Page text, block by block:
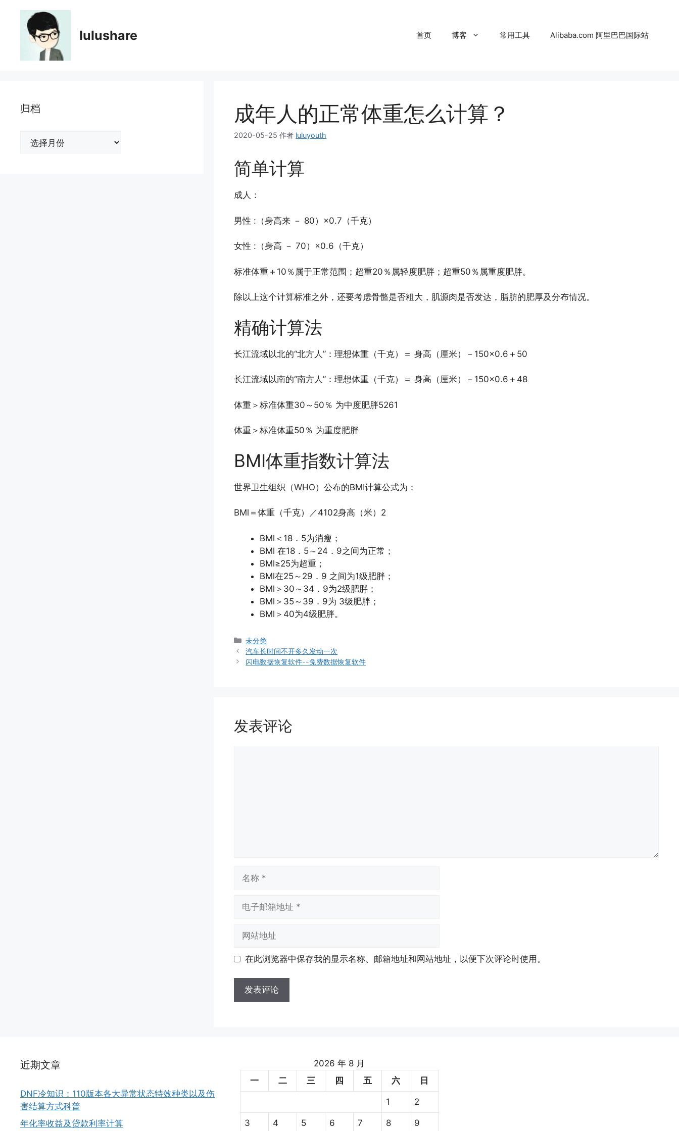
lulushare 首页 博客 常用工具 Alibaba.com 阿里巴巴国际站
成年人的正常体重怎么计算？
2020-05-25 作者 luluyouth
简单计算
成人：
男性 :（身高来 － 80）×0.7（千克）
女性 :（身高 － 70）×0.6（千克）
标准体重＋10％属于正常范围；超重20％属轻度肥胖；超重50％属重度肥胖。
除以上这个计算标准之外，还要考虑骨骼是否粗大，肌源肉是否发达，脂肪的肥厚及分布情况。
精确计算法
长江流域以北的“北方人”：理想体重（千克）＝ 身高（厘米）－150×0.6＋50
长江流域以南的“南方人”：理想体重（千克）＝ 身高（厘米）－150×0.6＋48
体重＞标准体重30～50％ 为中度肥胖5261
体重＞标准体重50％ 为重度肥胖
BMI体重指数计算法
世界卫生组织（WHO）公布的BMI计算公式为：
BMl＝体重（千克）／4102身高（米）2
BMl＜18．5为消瘦；
BMl 在18．5～24．9之间为正常；
BMl≥25为超重；
BMl在25～29．9 之间为1级肥胖；
BMl＞30～34．9为2级肥胖；
BMl＞35～39．9为 3级肥胖；
BMl＞40为4级肥胖。
分
类
未分类
汽车长时间不开多久发动一次
闪电数据恢复软件--免费数据恢复软件
发表评论
址
地 在此浏览器中保存我的显示名称、邮箱地址和网站地址，以便下次评论时使用。
归档
近期文章
DNF冷知识：110版本各大异常状态特效种类以及伤
害结算方式科普
年化率收益及贷款利率计算
2026 年 8 月
一
二 三 四 五 六 日
1 2
3 4 5 6 7 8 9